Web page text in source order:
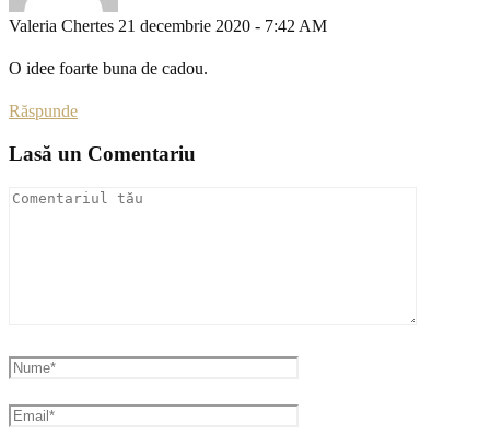
Valeria Chertes 21 decembrie 2020 - 7:42 AM
O idee foarte buna de cadou.
Răspunde
Lasă un Comentariu